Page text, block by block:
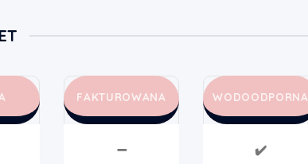
FAKTUROWANA
➖
WODOODPORNA
✔️